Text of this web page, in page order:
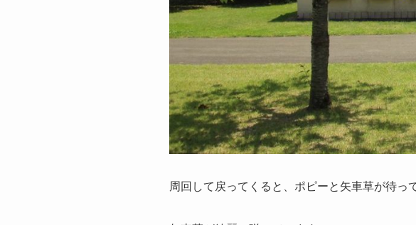
周回して戻ってくると、ポピーと矢車草が待